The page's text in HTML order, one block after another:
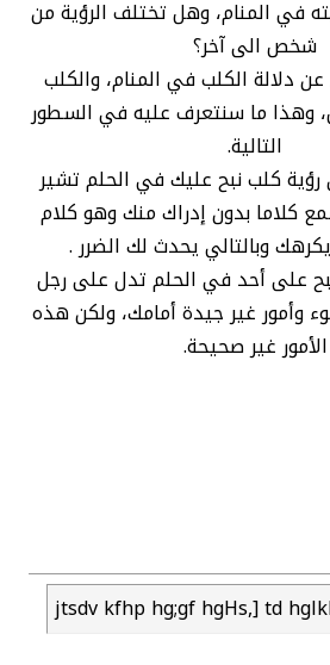
في المنام، وهل تختلف الرؤية من
شخص الى آخر؟
دلالة الكلب في المنام، والكلب
وهذا ما سنتعرف عليه في السطور
التالية.
رؤية كلب نبح عليك في الحلم تشير
كلاما بدون إدراك منك وهو كلام
وبالتالي يحدث لك الضرر .
على أحد في الحلم تدل على رجل
وأمور غير جيدة أمامك، ولكن هذه
الأمور غير صحيحة.
jtsdv kfhp hg;gf hgHs,] td